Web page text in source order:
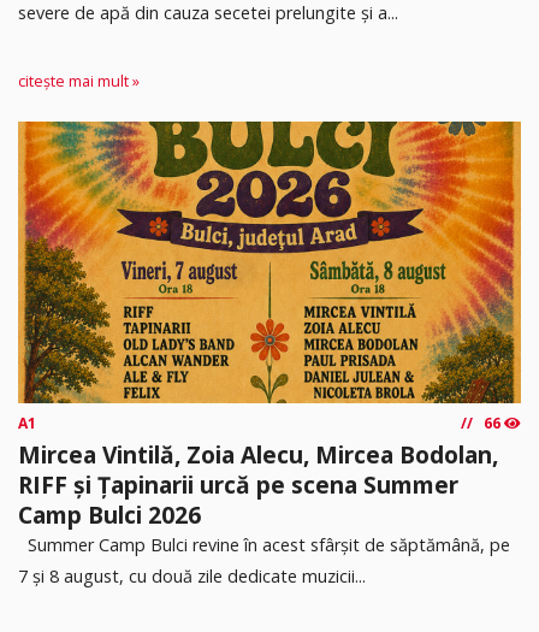
severe de apă din cauza secetei prelungite și a...
citește mai mult »
A1 66
Mircea Vintilă, Zoia Alecu, Mircea Bodolan,
RIFF și Țapinarii urcă pe scena Summer
Camp Bulci 2026
Summer Camp Bulci revine în acest sfârșit de săptămână, pe
7 și 8 august, cu două zile dedicate muzicii...